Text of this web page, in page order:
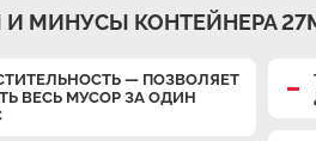
МИНУСЫ КОНТЕЙНЕРА
— ПОЗВОЛЯЕТ
ВЕСЬ МУСОР ЗА ОДИН